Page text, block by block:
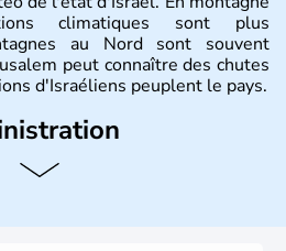
climatiques sont plus
au Nord sont souvent
peut connaître des chutes
d'Israéliens peuplent le pays.
partie est de la Méditerranée,